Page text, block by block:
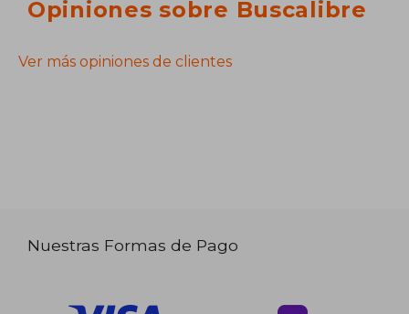
Opiniones sobre Buscalibre
Ver más opiniones de clientes
Nuestras Formas de Pago